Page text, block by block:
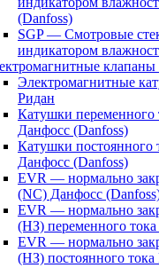
(Danfoss)
SGP — Смотровые
индикатором
Электромагнитные
Ридан
Катушки переменного
Данфосс (Danfoss)
Катушки постоянного
Данфосс (Danfoss)
EVR — нормально
(NC) Данфосс
EVR — нормально
(НЗ) переменного
EVR — нормально
(НЗ) постоянного тока